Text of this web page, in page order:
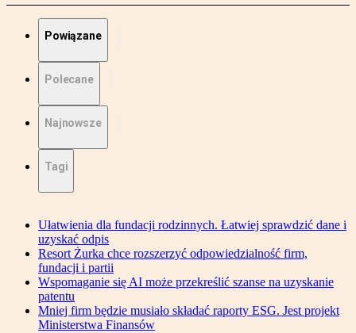
Powiązane
Polecane
Najnowsze
Tagi
Ułatwienia dla fundacji rodzinnych. Łatwiej sprawdzić dane i
uzyskać odpis
Resort Żurka chce rozszerzyć odpowiedzialność firm,
fundacji i partii
Wspomaganie się AI może przekreślić szanse na uzyskanie
patentu
Mniej firm będzie musiało składać raporty ESG. Jest projekt
Ministerstwa Finansów